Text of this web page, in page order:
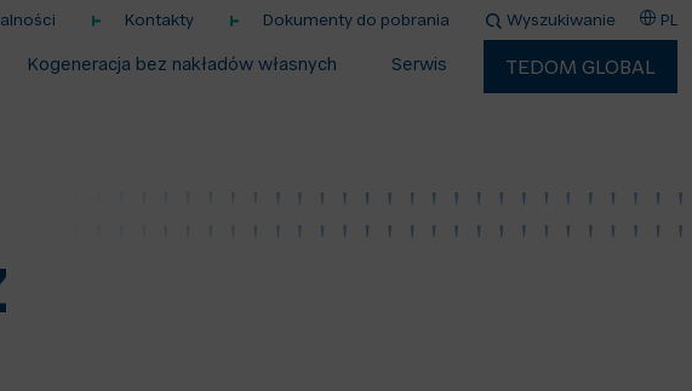
Kontakty Dokumenty do pobrania Wyszukiwanie PL
Kogeneracja bez nakładów własnych Serwis TEDOM GLOBAL